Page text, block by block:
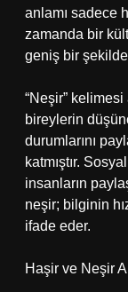
anlamı sadece
zamanda bir
geniş bir
“Neşir”
bireylerin
durumlarını
katmıştır.
insanların
neşir; bilginin
ifade eder.
Haşir ve Neşir